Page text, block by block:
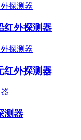
红外探测器
红外探测器
测器